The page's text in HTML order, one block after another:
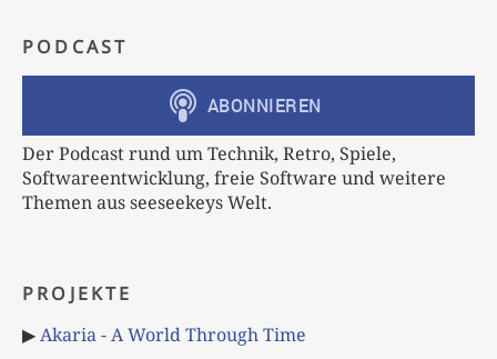
PODCAST
Der Podcast rund um Technik, Retro, Spiele,
Softwareentwicklung, freie Software und weitere
Themen aus seeseekeys Welt.
PROJEKTE
▶Akaria - A World Through Time